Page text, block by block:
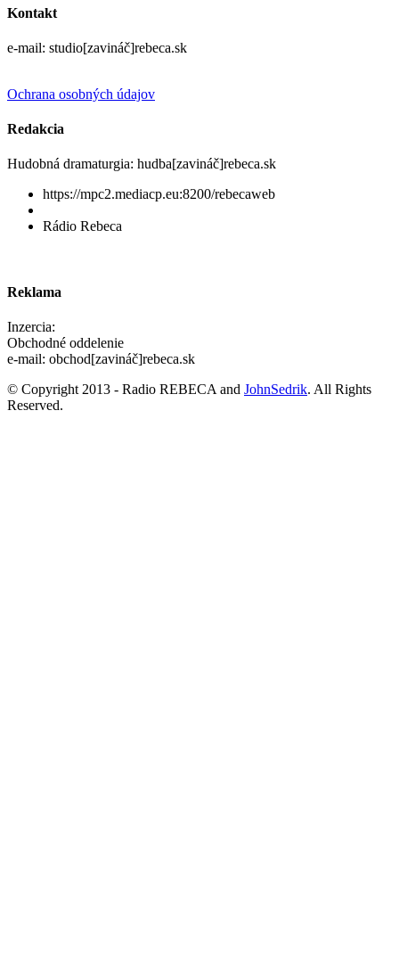
Kontakt
e-mail: studio[zavináč]rebeca.sk
Ochrana osobných údajov
Redakcia
Hudobná dramaturgia: hudba[zavináč]rebeca.sk
https://mpc2.mediacp.eu:8200/rebecaweb
Rádio Rebeca
Reklama
Inzercia:
Obchodné oddelenie
e-mail: obchod[zavináč]rebeca.sk
© Copyright 2013 - Radio REBECA and JohnSedrik. All Rights
Reserved.